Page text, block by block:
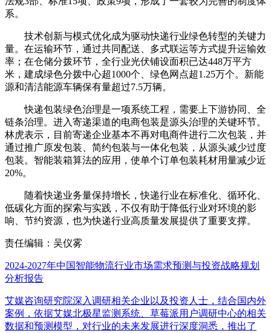
系。
技术创新与模式优化成为驱动快递行业绿色转型的关键力
量。在运输环节，通过共同配送、多式联运等方式提升运输效
率；在仓储分拨环节，全行业光伏铺设面积已达448万平方
米，建成绿色分拨中心超1000个、绿色网点超1.25万个。新能
源和清洁能源车辆保有量超过7.5万辆。
快递包装绿色治理是一项系统工程，需要上下游协同、全
链条治理。进入寄递渠道的电商包装是源头治理的关键环节。
林虎表示，目前寄递企业基本不再对电商件进行二次包装，并
通过推广原发包装、简约包装与一体化包装，从源头减少过度
包装。智能装箱算法的应用，使单个订单包装耗材用量减少近
20%。
随着快递业务量保持增长，快递行业在标准化、循环化、
低碳化方面的探索与实践，不仅有助于降低行业对环境的影
响、节约资源，也为快递行业高质量发展提供了重要支撑。
责任编辑：吴仪雾
2024-2027年中国智能物流行业市场需求预测与投资战略规划
分析报告
艾媒咨询研究院深入调研相关企业以及投资人士，结合国内外
案例，依据艾媒北极星监测系统、草莓派用户调研中心的相关
数据和预测模型，对行业的未来发展进行深度洞悉，推出了